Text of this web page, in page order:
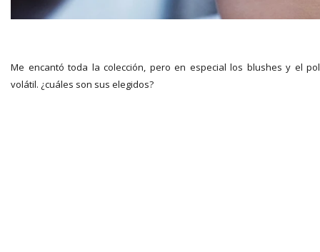
Me encantó toda la colección, pero en especial los blushes y el
volátil. ¿cuáles son sus elegidos?